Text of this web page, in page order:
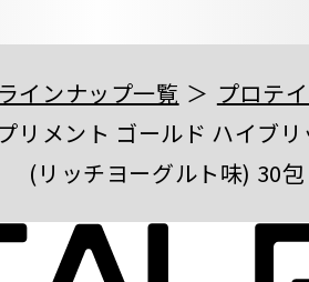
インナップ一覧
プロテ
リメント ゴールド ハイブ
(リッチヨーグルト味) 30包